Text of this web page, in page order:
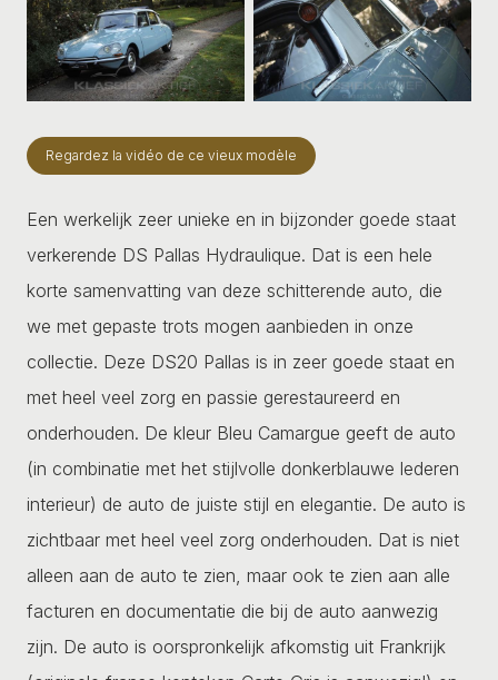
Regardez la vidéo de ce vieux modèle
Een werkelijk zeer unieke en in bijzonder goede staat
verkerende DS Pallas Hydraulique. Dat is een hele
korte samenvatting van deze schitterende auto, die
we met gepaste trots mogen aanbieden in onze
collectie. Deze DS20 Pallas is in zeer goede staat en
met heel veel zorg en passie gerestaureerd en
onderhouden. De kleur Bleu Camargue geeft de auto
(in combinatie met het stijlvolle donkerblauwe lederen
interieur) de auto de juiste stijl en elegantie. De auto is
zichtbaar met heel veel zorg onderhouden. Dat is niet
alleen aan de auto te zien, maar ook te zien aan alle
facturen en documentatie die bij de auto aanwezig
zijn. De auto is oorspronkelijk afkomstig uit Frankrijk